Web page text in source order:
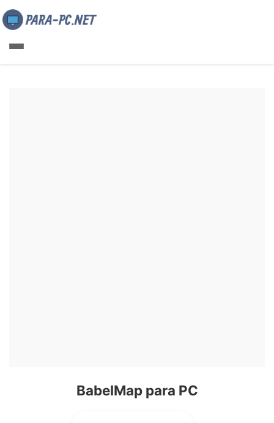
BabelMap para PC